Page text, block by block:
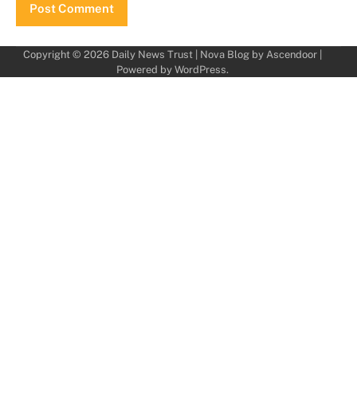
Copyright © 2026 Daily News Trust| Nova Blog by Ascendoor|
Powered by WordPress.